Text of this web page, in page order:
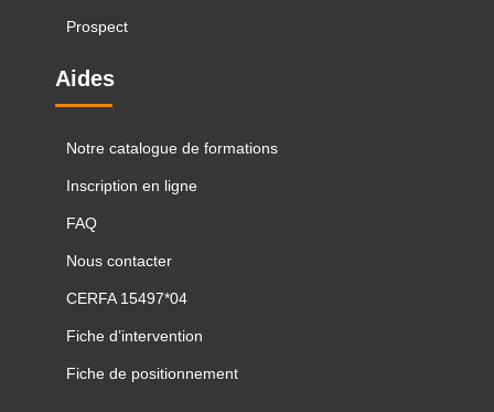
Prospect
Aides
Notre catalogue de formations
Inscription en ligne
FAQ
Nous contacter
CERFA 15497*04
Fiche d’intervention
Fiche de positionnement